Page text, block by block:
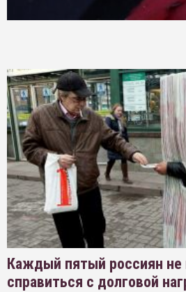
Каждый пятый россиян
справиться с долговой